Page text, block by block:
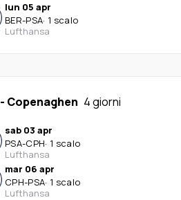
lun 05 apr
BER-PSA· 1 scalo
Lufthansa
- Copenaghen 4 giorni
sab 03 apr
PSA-CPH· 1 scalo
Lufthansa
mar 06 apr
CPH-PSA· 1 scalo
Lufthansa